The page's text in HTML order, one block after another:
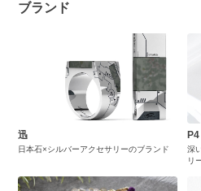
ブランド
迅
日本石×シルバーアクセサリーのブランド
P4
深
リ